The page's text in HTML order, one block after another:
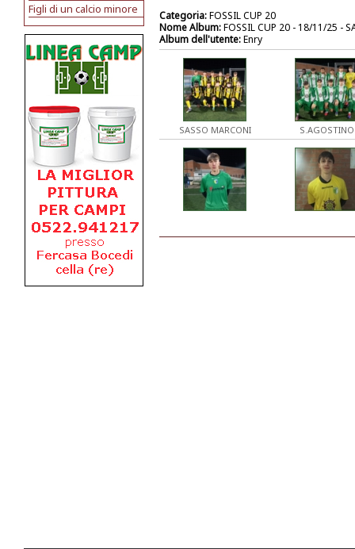
Figli di un calcio minore
Categoria:FOSSIL CUP 20
Nome Album:FOSSIL CUP 20 - 18/11/25 -
Album dell'utente:Enry
SASSO MARCONI S.AGOSTINO